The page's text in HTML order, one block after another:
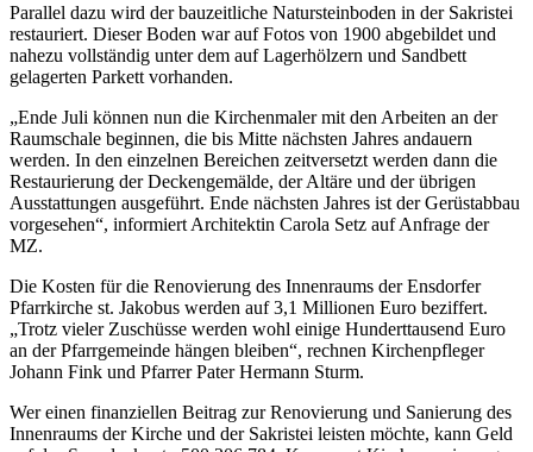
Parallel dazu wird der bauzeitliche Natursteinboden in der Sakristei
restauriert. Dieser Boden war auf Fotos von 1900 abgebildet und
nahezu vollständig unter dem auf Lagerhölzern und Sandbett
gelagerten Parkett vorhanden.
„Ende Juli können nun die Kirchenmaler mit den Arbeiten an der
Raumschale beginnen, die bis Mitte nächsten Jahres andauern
werden. In den einzelnen Bereichen zeitversetzt werden dann die
Restaurierung der Deckengemälde, der Altäre und der übrigen
Ausstattungen ausgeführt. Ende nächsten Jahres ist der Gerüstabbau
vorgesehen“, informiert Architektin Carola Setz auf Anfrage der
MZ.
Die Kosten für die Renovierung des Innenraums der Ensdorfer
Pfarrkirche st. Jakobus werden auf 3,1 Millionen Euro beziffert.
„Trotz vieler Zuschüsse werden wohl einige Hunderttausend Euro
an der Pfarrgemeinde hängen bleiben“, rechnen Kirchenpfleger
Johann Fink und Pfarrer Pater Hermann Sturm.
Wer einen finanziellen Beitrag zur Renovierung und Sanierung des
Innenraums der Kirche und der Sakristei leisten möchte, kann Geld